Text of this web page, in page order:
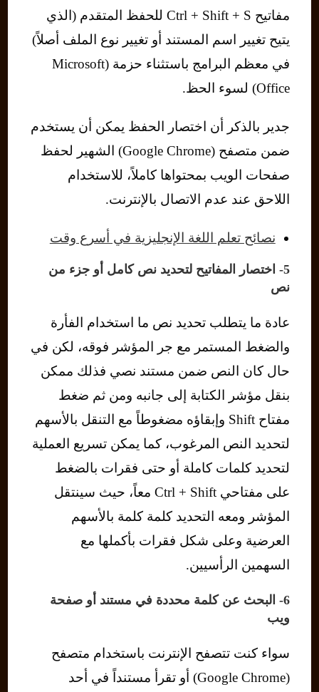
مفاتيح Ctrl + Shift + S للحفظ المتقدم (الذي
يتيح تغيير اسم المستند أو تغيير نوع الملف أصلاً)
في معظم البرامج باستثناء حزمة (Microsoft
Office) لسوء الحظ.
جدير بالذكر أن اختصار الحفظ يمكن أن يستخدم
ضمن متصفح (Google Chrome) الشهير لحفظ
صفحات الويب بمحتواها كاملاً، للاستخدام
اللاحق عند عدم الاتصال بالإنترنت.
نصائح تعلم اللغة الإنجليزية في أسرع وقت
5- اختصار المفاتيح لتحديد نص كامل أو جزء من
نص
عادة ما يتطلب تحديد نص ما استخدام الفأرة
والضغط المستمر مع جر المؤشر فوقه، لكن في
حال كان النص ضمن مستند نصي فذلك ممكن
بنقل مؤشر الكتابة إلى جانبه ومن ثم ضغط
مفتاح Shift وإبقاؤه مضغوطاً مع التنقل بالأسهم
لتحديد النص المرغوب، كما يمكن تسريع العملية
لتحديد كلمات كاملة أو حتى فقرات بالضغط
على مفتاحي Ctrl + Shift معاً، حيث سينتقل
المؤشر ومعه التحديد كلمة كلمة بالأسهم
العرضية وعلى شكل فقرات بأكملها مع
السهمين الرأسيين.
6- البحث عن كلمة محددة في مستند أو صفحة
ويب
سواء كنت تتصفح الإنترنت باستخدام متصفح
(Google Chrome) أو تقرأ مستنداً في أحد